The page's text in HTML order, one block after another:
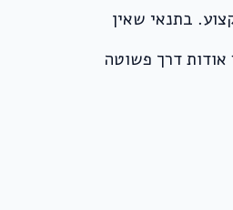
בתנאי שאין
אודות דרך פשוטה